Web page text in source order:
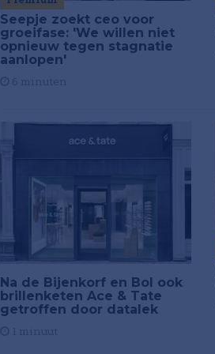
Seepje zoekt ceo voor
groeifase: 'We willen niet
opnieuw tegen stagnatie
aanlopen'
Na de Bijenkorf en Bol ook
brillenketen Ace & Tate
getroffen door datalek